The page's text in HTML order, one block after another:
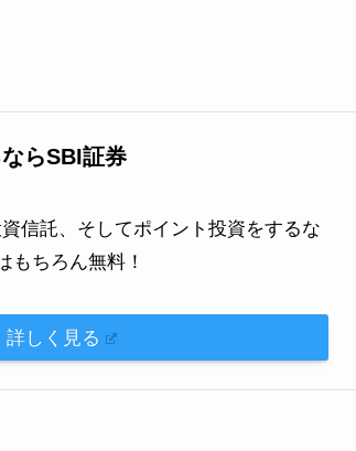
ならSBI証券
信託、そしてポイント投資をするな
もちろん無料！
詳しく見る